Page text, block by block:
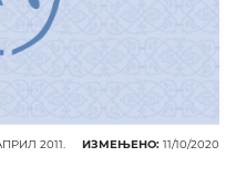
2011. ИЗМЕЊЕНО: 11/10/2020